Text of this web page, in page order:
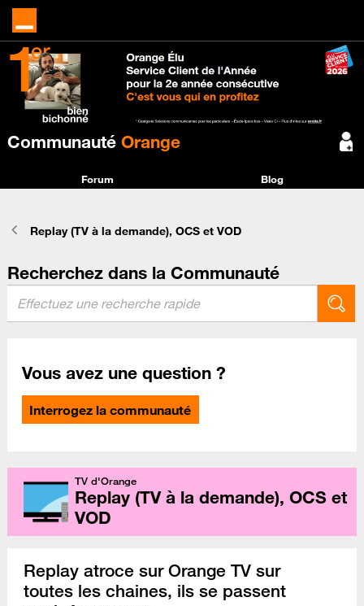
Communauté Orange
Forum Blog
Replay (TV à la demande), OCS et VOD
Recherchez dans la Communauté
Vous avez une question ?
Interrogez la communauté
TV d'Orange
Replay (TV à la demande), OCS et
VOD
Replay atroce sur Orange TV sur
toutes les chaines, ils se passent